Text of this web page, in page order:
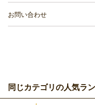
お問い合わせ
同じカテゴリの人気ラ